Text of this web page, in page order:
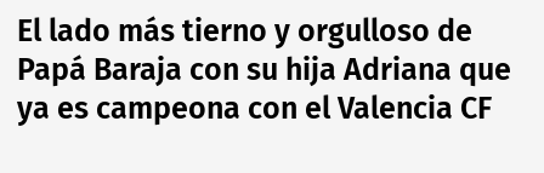
El lado más tierno y orgulloso de
Papá Baraja con su hija Adriana que
ya es campeona con el Valencia CF